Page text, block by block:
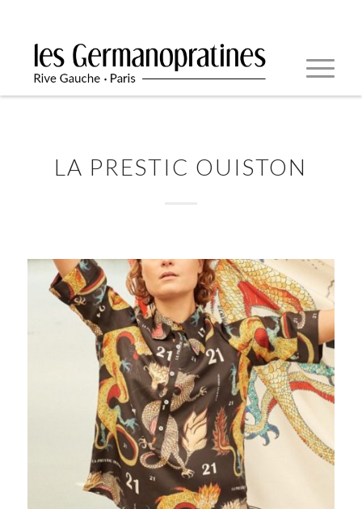
LA PRESTIC OUISTON